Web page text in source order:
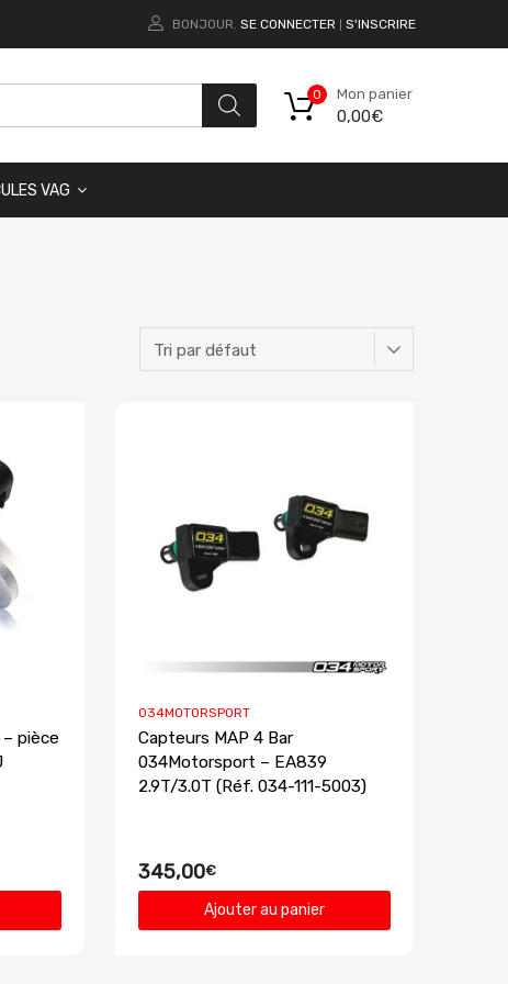
BONJOUR. SE CONNECTER S'INSCRIRE
Mon panier
0,00€
0
VAG
pièce
034MOTORSPORT
Capteurs MAP 4 Bar
034Motorsport – EA839
2.9T/3.0T (Réf. 034-111-5003)
345,00€
Ajouter au panier